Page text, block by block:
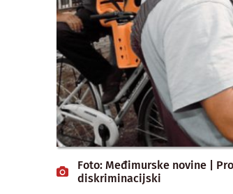
Foto: Međimurske novine |
diskriminacijski